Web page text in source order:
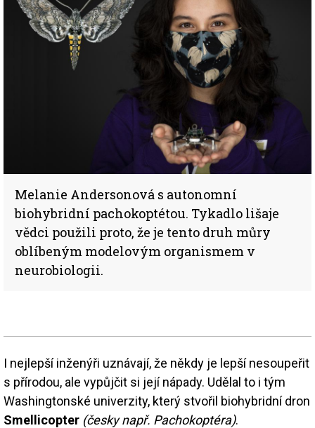
Melanie Andersonová s autonomní
biohybridní pachokoptétou. Tykadlo lišaje
vědci použili proto, že je tento druh můry
oblíbeným modelovým organismem v
neurobiologii.
I nejlepší inženýři uznávají, že někdy je lepší nesoupeřit
s přírodou, ale vypůjčit si její nápady. Udělal to i tým
Washingtonské univerzity, který stvořil biohybridní dron
Smellicopter (česky např. Pachokoptéra).